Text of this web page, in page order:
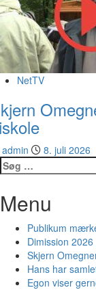
NetTV
admin
8. juli 2026
Søg
efter:
Menu
Publikum
Dimission
Skjern
Hans har
Egon viser